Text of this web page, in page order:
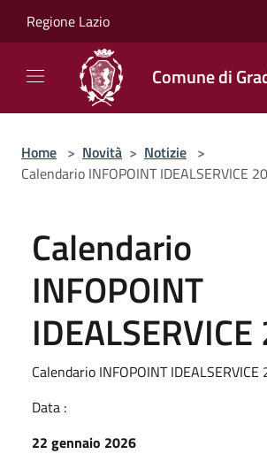
Regione Lazio
Comune di
Home > Novità > Notizie >
Calendario INFOPOINT IDEALSERVICE
Calendario
INFOPOINT
Calendario INFOPOINT IDEALSERVICE
Data :
22 gennaio 2026